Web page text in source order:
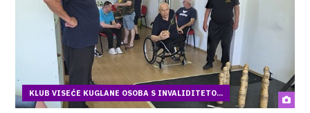
KLUB VISEĆE KUGLANE OSOBA S INVALIDITETO...